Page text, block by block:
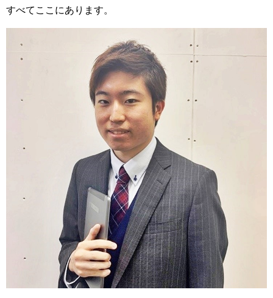
すべてここにあります。